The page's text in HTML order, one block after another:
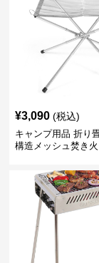
¥3,090 (税込)
キャンプ用品 折り
構造メッシュ焚き